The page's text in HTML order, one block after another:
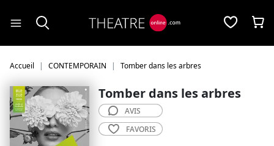
Accueil CONTEMPORAIN Tomber dans les arbres
Tomber dans les arbres
AVIS
FAVORIS